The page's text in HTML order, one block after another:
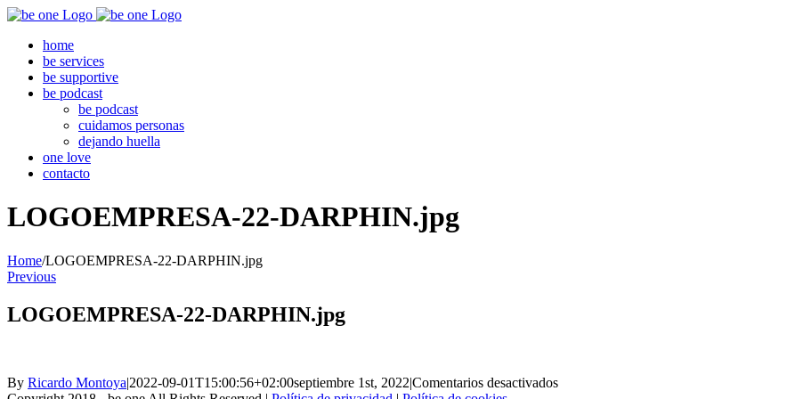
Skip
contenthome
be services
be supportive
be podcast
be podcast
cuidamos personas
dejando huella
one love
contacto
LOGOEMPRESA-22-DARPHIN.jpg
Home/LOGOEMPRESA-22-DARPHIN.jpg
Previous
LOGOEMPRESA-22-DARPHIN.jpg
By Ricardo Montoya|2022-09-01T15:00:56+02:00septiembre 1st, 2022|Comentarios desactivadosen